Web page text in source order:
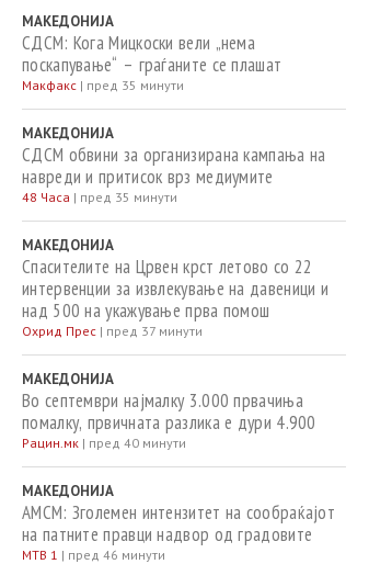
МАКЕДОНИЈА
СДСМ: Кога Мицкоски вели „нема
поскапување“ – граѓаните се плашат
Макфакс | пред 35 минути
МАКЕДОНИЈА
СДСМ обвини за организирана кампања на
навреди и притисок врз медиумите
48 Часа | пред 35 минути
МАКЕДОНИЈА
Спасителите на Црвен крст летово со 22
интервенции за извлекување на давеници и
над 500 на укажување прва помош
Охрид Прес | пред 37 минути
МАКЕДОНИЈА
Во септември најмалку 3.000 првачиња
помалку, првичната разлика е дури 4.900
Рацин.мк | пред 40 минути
МАКЕДОНИЈА
АМСМ: Зголемен интензитет на сообраќајот
на патните правци надвор од градовите
МТВ 1 | пред 46 минути